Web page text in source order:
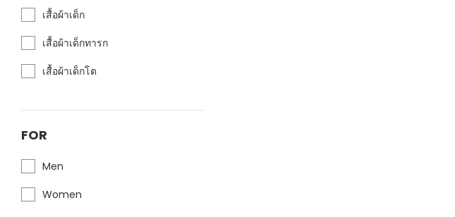
เสื้อผ้าเด็ก
เสื้อผ้าเด็กทารก
เสื้อผ้าเด็กโต
FOR
Men
Women